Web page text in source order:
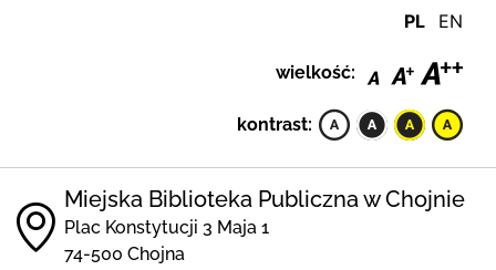
PL EN
wielkość:
kontrast:
Miejska Biblioteka Publiczna w Chojnie
Plac Konstytucji 3 Maja 1
74-500 Chojna